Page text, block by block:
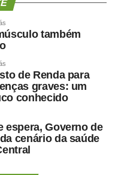
precisa, antes de
pessoas que
não pretende
da disputa eleitoral.
não aceitarei
também
de Renda para
graves: um
conhecido
espera, Governo de
cenário da saúde